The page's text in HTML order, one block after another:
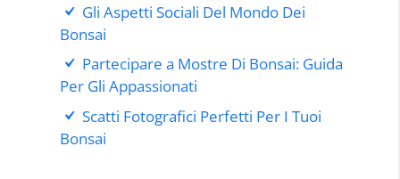
Gli Aspetti Sociali Del Mondo Dei
Bonsai
Partecipare a Mostre Di Bonsai: Guida
Per Gli Appassionati
Scatti Fotografici Perfetti Per I Tuoi
Bonsai